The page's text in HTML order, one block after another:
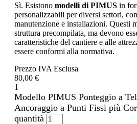
Sì. Esistono modelli di PIMUS in
personalizzabili per diversi settori,
manutenzione e installazioni. Questi
struttura precompilata, ma devono
caratteristiche del cantiere e alle
essere conformi alla normativa.
Prezzo IVA Esclusa
80,00 €
1
Modello PIMUS Ponteggio a
Ancoraggio a Punti Fissi più
quantità